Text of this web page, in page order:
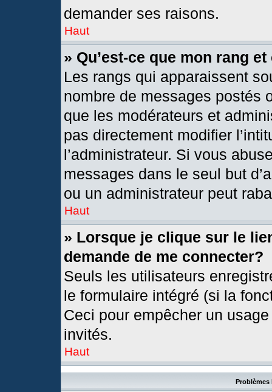
demander ses raisons.
Haut
» Qu’est-ce que mon rang
Les rangs qui apparaissent
nombre de messages postés
que les modérateurs et
pas directement modifier
l’administrateur. Si vous
messages dans le seul but
ou un administrateur peut
Haut
» Lorsque je clique sur le
demande de me connecter?
Seuls les utilisateurs
le formulaire intégré (si la
Ceci pour empêcher un
invités.
Haut
Problèmes